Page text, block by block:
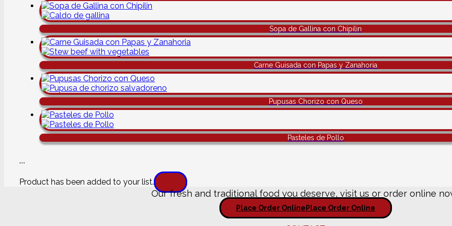
Sopa de Gallina con Chipilin
Carne Guisada con Papas y Zanahoria
Pupusas Chorizo con Queso
Pasteles de Pollo
...
Product has been added to your list.
Our fresh and traditional food you deserve, visit us or order online
Place Order Online Place Order Online